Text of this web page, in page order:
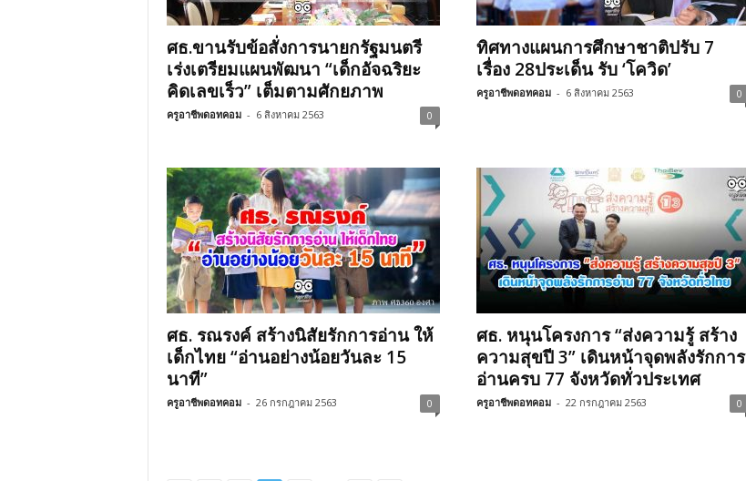
ศธ.ขานรับข้อสั่งการนายกรัฐมนตรี
เร่งเตรียมแผนพัฒนา “เด็กอัจฉริยะ
คิดเลขเร็ว” เต็มตามศักยภาพ
ครูอาชีพดอทคอม - 6 สิงหาคม 2563 0
ทิศทางแผนการศึกษาชาติปรับ 7
เรื่อง 28ประเด็น รับ ‘โควิด’
ครูอาชีพดอทคอม - 6 สิงหาคม 2563 0
ศธ. รณรงค์ สร้างนิสัยรักการอ่าน ให้
เด็กไทย “อ่านอย่างน้อยวันละ 15
นาที”
ครูอาชีพดอทคอม - 26 กรกฎาคม 2563 0
ศธ. หนุนโครงการ “ส่งความรู้ สร้าง
ความสุขปี 3” เดินหน้าจุดพลังรักการ
อ่านครบ 77 จังหวัดทั่วประเทศ
ครูอาชีพดอทคอม - 22 กรกฎาคม 2563 0